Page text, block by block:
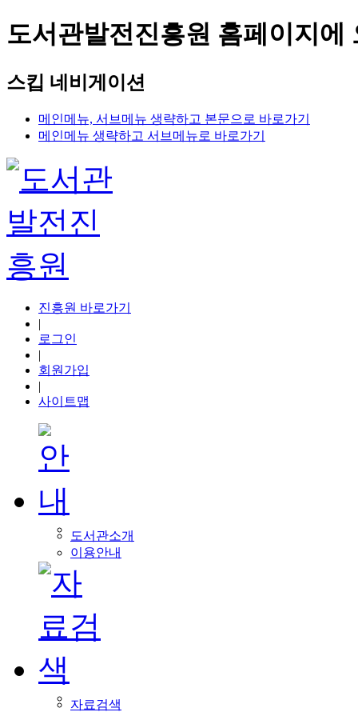
도서관발전진흥원 홈페이지에
스킵 네비게이션
메인메뉴, 서브메뉴 생략하고 본문으로 바로가기
메인메뉴 생략하고 서브메뉴로 바로가기
진흥원 바로가기
|
로그인
|
회원가입
|
사이트맵
도서관소개
이용안내
자료검색